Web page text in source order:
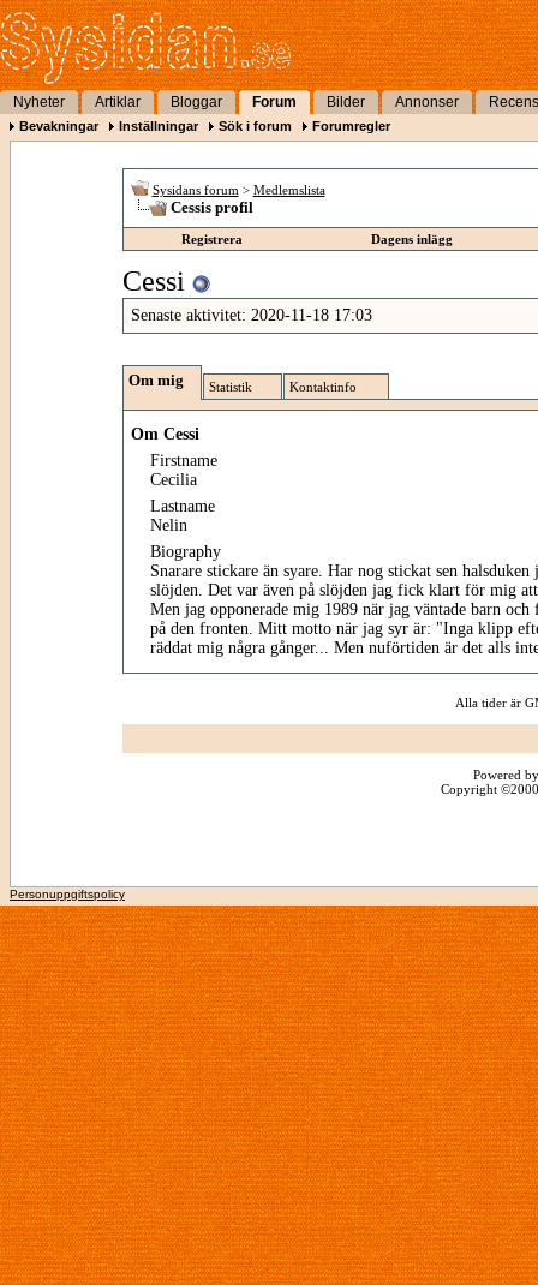
Nyheter Artiklar Bloggar Forum Bilder Annonser
Bevakningar Inställningar Sök i forum Forumregler
Sysidans forum > Medlemslista
Cessis profil
Registrera Dagens inlägg
Cessi
Senaste aktivitet: 2020-11-18 17:03
Om mig Statistik Kontaktinfo
Om Cessi
Firstname
Cecilia
Lastname
Nelin
Biography
Snarare stickare än syare. Har nog stickat sen
slöjden. Det var även på slöjden jag fick klart för mig
Men jag opponerade mig 1989 när jag väntade barn
på den fronten. Mitt motto när jag syr är: "Inga klipp
räddat mig några gånger... Men nuförtiden är det alls
Alla tider är
Powered
Copyright
Personuppgiftspolicy